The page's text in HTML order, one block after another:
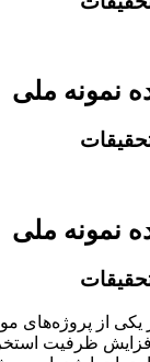
نمونه ملی
نمونه ملی
ظرفیت